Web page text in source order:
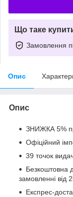
Що таке
Замовлення
Опис
Опис
ЗНИЖКА 5%
Офіційний
39 точок
Безкоштовна
замовленні від
Експрес-